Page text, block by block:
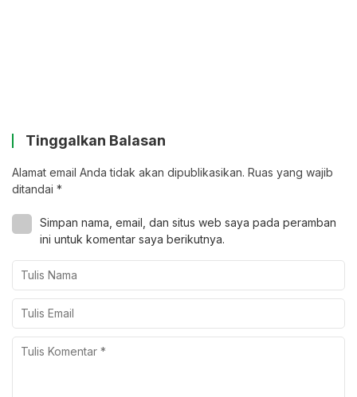
Tinggalkan Balasan
Alamat email Anda tidak akan dipublikasikan. Ruas yang wajib
ditandai *
Simpan nama, email, dan situs web saya pada peramban
ini untuk komentar saya berikutnya.